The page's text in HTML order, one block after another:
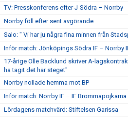
TV: Presskonferens efter J-Södra – Norrby
Norrby föll efter sent avgörande
Salo: " Vi har ju några fina minnen från
Inför match: Jönköpings Södra IF – Norrby
17-årige Olle Backlund skriver A-
ha tagit det här steget"
Norrby nollade hemma mot BP
Inför match: Norrby IF – IF Brommapojkarna
Lördagens matchvärd: Stiftelsen Garissa